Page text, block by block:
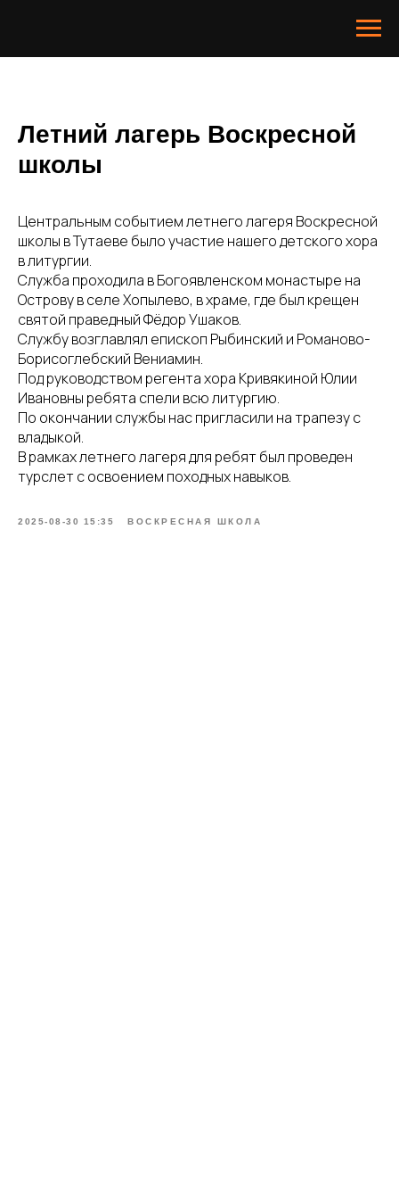
Летний лагерь Воскресной
школы
Центральным событием летнего лагеря Воскресной
школы в Тутаеве было участие нашего детского хора
в литургии.
Служба проходила в Богоявленском монастыре на
Острову в селе Хопылево, в храме, где был крещен
святой праведный Фёдор Ушаков.
Службу возглавлял епископ Рыбинский и Романово-
Борисоглебский Вениамин.
Под руководством регента хора Кривякиной Юлии
Ивановны ребята спели всю литургию.
По окончании службы нас пригласили на трапезу с
владыкой.
В рамках летнего лагеря для ребят был проведен
турслет с освоением походных навыков.
2025-08-30 15:35 ВОСКРЕСНАЯ ШКОЛА